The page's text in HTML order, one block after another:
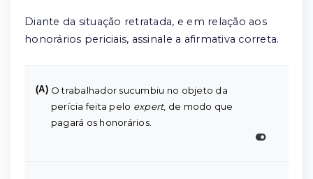
Diante da situação retratada, e em relação aos
honorários periciais, assinale a afirmativa correta.
(A) O trabalhador sucumbiu no objeto da
perícia feita pelo expert, de modo que
pagará os honorários.